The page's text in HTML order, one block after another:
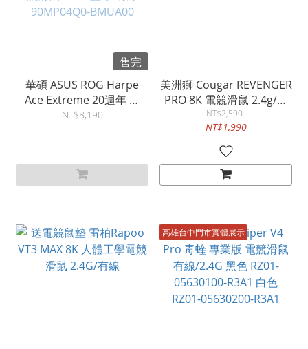
售完
華碩 ASUS ROG Harpe
Ace Extreme 20週年 真
24K 鍍金裝飾 無線三模電
NT$8,190
美洲獅 Cougar REVENGER
PRO 8K 電競滑鼠 2.4g/有
線/藍牙
NT$2,590
NT$1,990
高雄台中門市實體展示